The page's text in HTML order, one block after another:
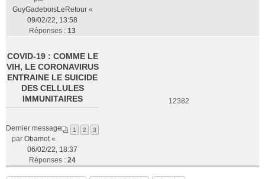
GuyGadeboisLeRetour«
09/02/22, 13:58
Réponses : 13
COVID-19 : COMME LE
VIH, LE CORONAVIRUS
ENTRAINE LE SUICIDE
DES CELLULES
IMMUNITAIRES
1 2 3
Dernier message
par Obamot«
06/02/22, 18:37
Réponses : 24
12382